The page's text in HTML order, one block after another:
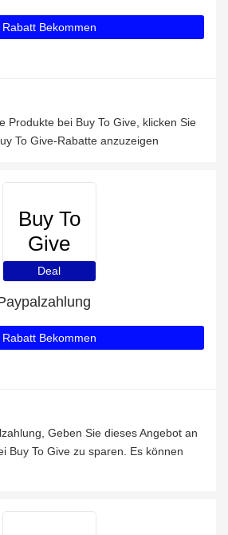
Rabatt Bekommen
Produkte bei Buy To Give, klicken Sie
To Give-Rabatte anzuzeigen
Buy To
Give
Deal
Rabatt Bekommen
Geben Sie dieses Angebot an
Buy To Give zu sparen. Es können